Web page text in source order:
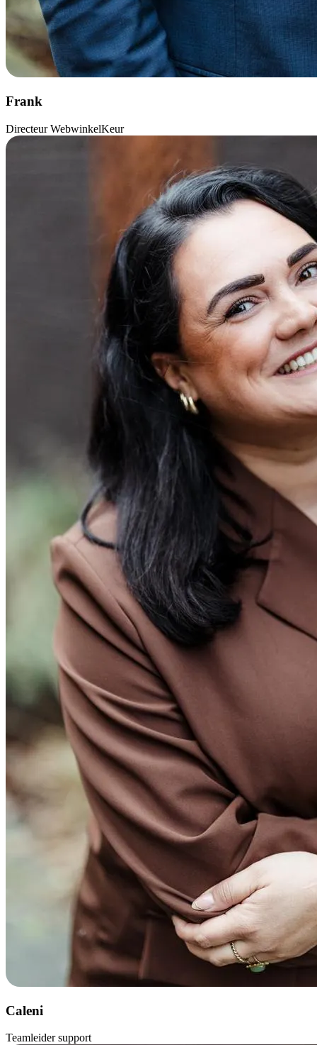
Frank
Directeur WebwinkelKeur
Caleni
Teamleider support